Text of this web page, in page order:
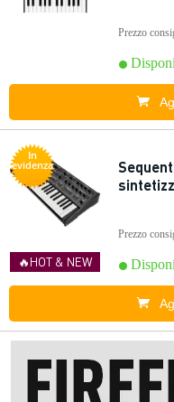
Prezzo
In
evidenza
🔥HOT & NEW
Prezzo